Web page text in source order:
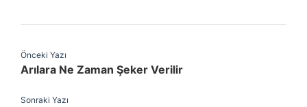
Önceki Yazı
Arılara Ne Zaman Şeker Verilir
Sonraki Yazı